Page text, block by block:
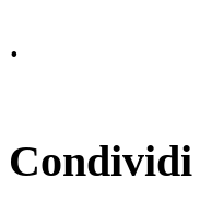
.
Condividi